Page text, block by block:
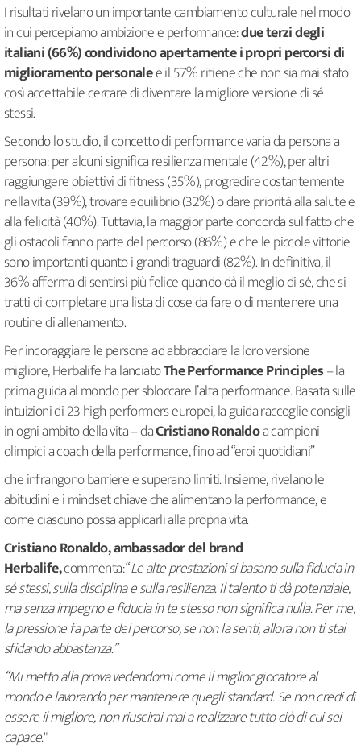
I risultati rivelano un importante cambiamento culturale nel modo
in cui percepiamo ambizione e performance:due terzi degli
italiani (66%) condividono apertamente i propri percorsi di
miglioramento personalee il 57% ritiene che non sia mai stato
così accettabile cercare di diventare la migliore versione di sé
stessi.
Secondo lo studio, il concetto di performance varia da persona a
persona: per alcuni significa resilienza mentale (42%), per altri
raggiungere obiettivi di fitness (35%), progredire costantemente
nella vita (39%), trovare equilibrio (32%) o dare priorità alla salute e
alla felicità (40%). Tuttavia, la maggior parte concorda sul fatto che
gli ostacoli fanno parte del percorso (86%) e che le piccole vittorie
sono importanti quanto i grandi traguardi (82%). In definitiva, il
36% afferma di sentirsi più felice quando dà il meglio di sé, che si
tratti di completare una lista di cose da fare o di mantenere una
routine di allenamento.
Per incoraggiare le persone ad abbracciare la loro versione
migliore, Herbalife ha lanciatoThe Performance Principles– la
prima guida al mondo per sbloccare l’alta performance. Basata sulle
intuizioni di 23 high performers europei, la guida raccoglie consigli
in ogni ambito della vita – daCristiano Ronaldoa campioni
olimpici a coach della performance, fino ad “eroi quotidiani”
che infrangono barriere e superano limiti. Insieme, rivelano le
abitudini e i mindset chiave che alimentano la performance, e
come ciascuno possa applicarli alla propria vita.
Cristiano Ronaldo, ambassador del brand
Herbalife,commenta: “Le alte prestazioni si basano sulla fiducia in
sé stessi, sulla disciplina e sulla resilienza. Il talento ti dà potenziale,
ma senza impegno e fiducia in te stesso non significa nulla. Per me,
la pressione fa parte del percorso, se non la senti, allora non ti stai
sfidando abbastanza.”
“Mi metto alla prova vedendomi come il miglior giocatore al
mondo e lavorando per mantenere quegli standard. Se non credi di
essere il migliore, non riuscirai mai a realizzare tutto ciò di cui sei
capace."